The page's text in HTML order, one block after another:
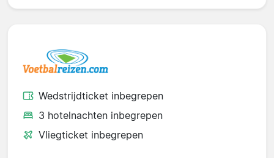
Wedstrijdticket inbegrepen
3 hotelnachten inbegrepen
Vliegticket inbegrepen